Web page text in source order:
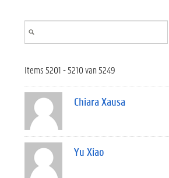
Items 5201 - 5210 van 5249
Chiara Xausa
Yu Xiao